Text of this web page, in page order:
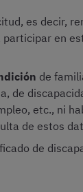
es decir,
en
de
de
etc., ni
de estos
de